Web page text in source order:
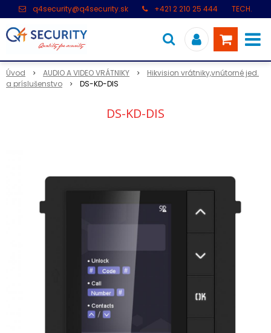
q4security@q4security.sk +421 2 210 25 444
TECH.
Úvod AUDIO A VIDEO VRÁTNIKY
Hikvision vrátniky,vnútorné jed.
a príslušenstvo
DS-KD-DIS
DS-KD-DIS